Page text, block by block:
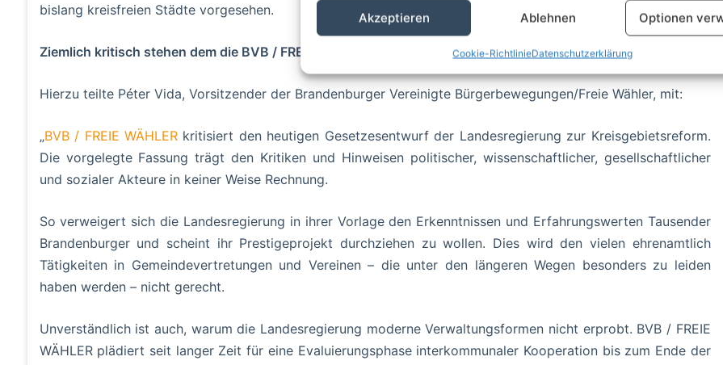
Abgleichung und Kombination von Daten aus unterschiedlichen Quellen,
Verknüpfung verschiedener Endgeräte, Identifikation von Endgeräten anhand
Gewährleistung der Sicherheit, Verhinderung und Aufdeckung
von Betrug und Fehlerbehebung, Bereitstellung und Anzeige
Datenschutz speichern und übermitteln.
Akzeptieren Ablehnen Optionen
Cookie-RichtlinieDatenschutzerklärung
bislang kreisfreien Städte vorgesehen.
Ziemlich kritisch stehen dem die BVB / FREIE WÄHLER gegenüber
Hierzu teilte Péter Vida, Vorsitzender der Brandenburger Vereinigte Bürgerbewegungen/Freie Wähler, mit:
„BVB / FREIE WÄHLER kritisiert den heutigen Gesetzesentwurf der Landesregierung zur Kreisgebietsreform.
Die vorgelegte Fassung trägt den Kritiken und Hinweisen politischer, wissenschaftlicher, gesellschaftlicher
und sozialer Akteure in keiner Weise Rechnung.
So verweigert sich die Landesregierung in ihrer Vorlage den Erkenntnissen und Erfahrungswerten Tausender
Brandenburger und scheint ihr Prestigeprojekt durchziehen zu wollen. Dies wird den vielen ehrenamtlich
Tätigkeiten in Gemeindevertretungen und Vereinen – die unter den längeren Wegen besonders zu leiden
haben werden – nicht gerecht.
Unverständlich ist auch, warum die Landesregierung moderne Verwaltungsformen nicht erprobt. BVB / FREIE
WÄHLER plädiert seit langer Zeit für eine Evaluierungsphase interkommunaler Kooperation bis zum Ende der